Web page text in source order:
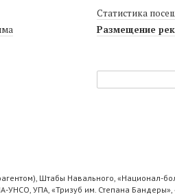
Статистика
Размещение
Штабы Навального, «Национал-
УПА, «Тризуб им. Степана